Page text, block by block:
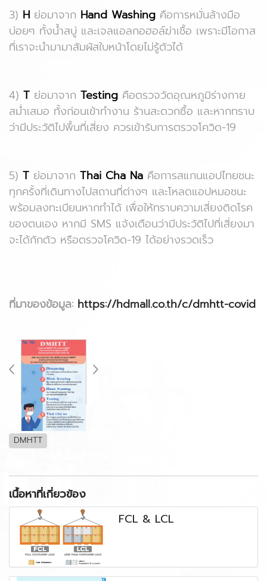
3) H ย่อมาจาก Hand Washing คือการหมั่นล้างมือ
บ่อยๆ ทั้งน้ำสบู่ และเจลแอลกอฮอล์ฆ่าเชื้อ เพราะมีโอกาส
ที่เราจะนำมามาสัมผัสใบหน้าโดยไม่รู้ตัวได้
4) T ย่อมาจาก Testing คือตรวจวัดอุณหภูมิร่างกาย
สม่ำเสมอ ทั้งก่อนเข้าทำงาน ร้านสะดวกซื้อ และหากทราบ
ว่ามีประวัติไปพื้นที่เสี่ยง ควรเข้ารับการตรวจโควิด-19
5) T ย่อมาจาก Thai Cha Na คือการสแกนแอปไทยชนะ
ทุกครั้งที่เดินทางไปสถานที่ต่างๆ และโหลดแอปหมอชนะ
พร้อมลงทะเบียนหากทำได้ เพื่อให้ทราบความเสี่ยงติดโรค
ของตนเอง หากมี SMS แจ้งเตือนว่ามีประวัติไปที่เสี่ยงมา
จะได้กักตัว หรือตรวจโควิด-19 ได้อย่างรวดเร็ว
ที่มาของข้อมูล: https://hdmall.co.th/c/dmhtt-covid
DMHTT
เนื้อหาที่เกี่ยวข้อง
FCL & LCL